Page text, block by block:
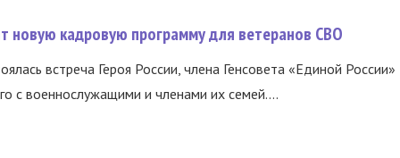
новую кадровую программу для ветеранов СВО
встреча Героя России, члена Генсовета «Единой России»
с военнослужащими и членами их семей....